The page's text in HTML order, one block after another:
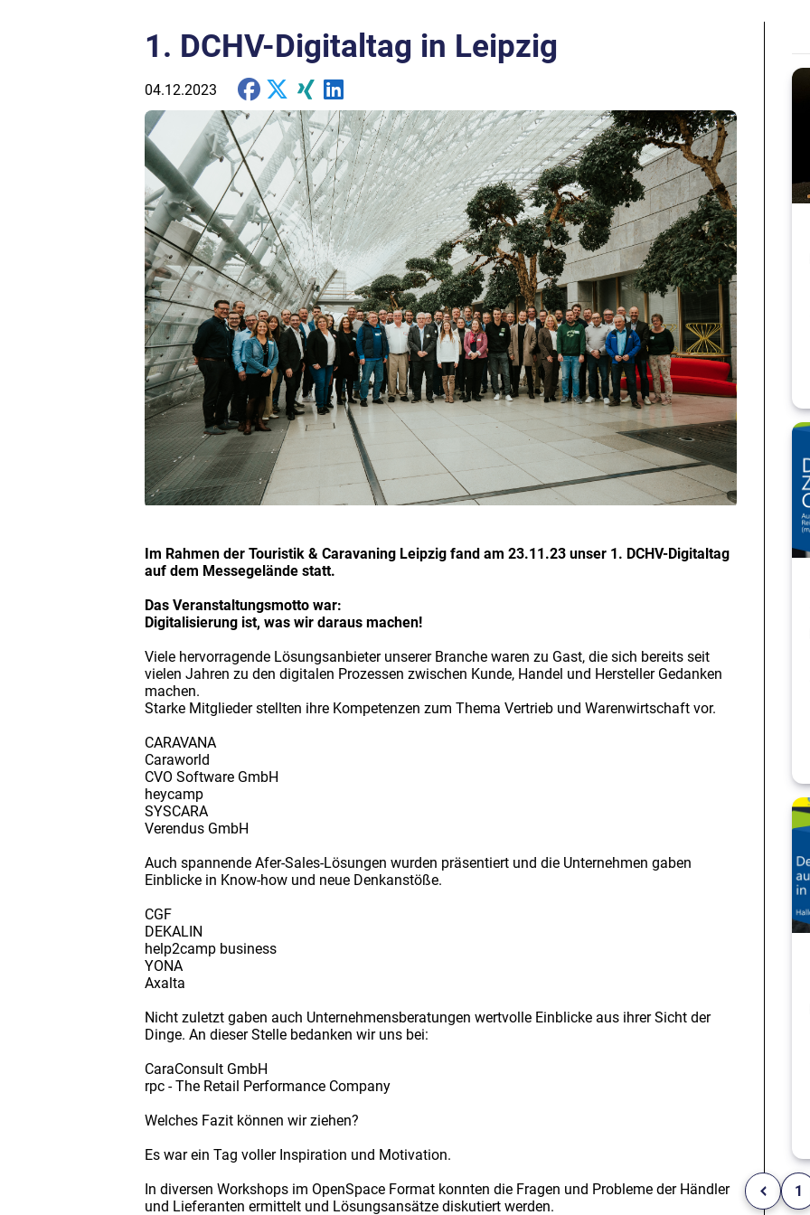
1. DCHV-Digitaltag in Leipzig
04.12.2023
Im Rahmen der Touristik & Caravaning Leipzig fand am 23.11.23 unser 1. DCHV-Digitaltag
auf dem Messegelände statt.
Das Veranstaltungsmotto war:
Digitalisierung ist, was wir daraus machen!
Viele hervorragende Lösungsanbieter unserer Branche waren zu Gast, die sich bereits seit
vielen Jahren zu den digitalen Prozessen zwischen Kunde, Handel und Hersteller Gedanken
machen.
Starke Mitglieder stellten ihre Kompetenzen zum Thema Vertrieb und Warenwirtschaft vor.
CARAVANA
Caraworld
CVO Software GmbH
heycamp
SYSCARA
Verendus GmbH
Auch spannende Afer-Sales-Lösungen wurden präsentiert und die Unternehmen gaben
Einblicke in Know-how und neue Denkanstöße.
CGF
DEKALIN
help2camp business
YONA
Axalta
Nicht zuletzt gaben auch Unternehmensberatungen wertvolle Einblicke aus ihrer Sicht der
Dinge. An dieser Stelle bedanken wir uns bei:
CaraConsult GmbH
rpc - The Retail Performance Company
Welches Fazit können wir ziehen?
Es war ein Tag voller Inspiration und Motivation.
In diversen Workshops im OpenSpace Format konnten die Fragen und Probleme der Händler
und Lieferanten ermittelt und Lösungsansätze diskutiert werden.
1